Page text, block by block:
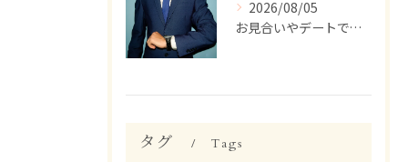
2026/08/05
お見合いやデートで、ついつい話しすぎちゃう人いませんか？【婚活 男性 話しすぎ】
タグ Tags